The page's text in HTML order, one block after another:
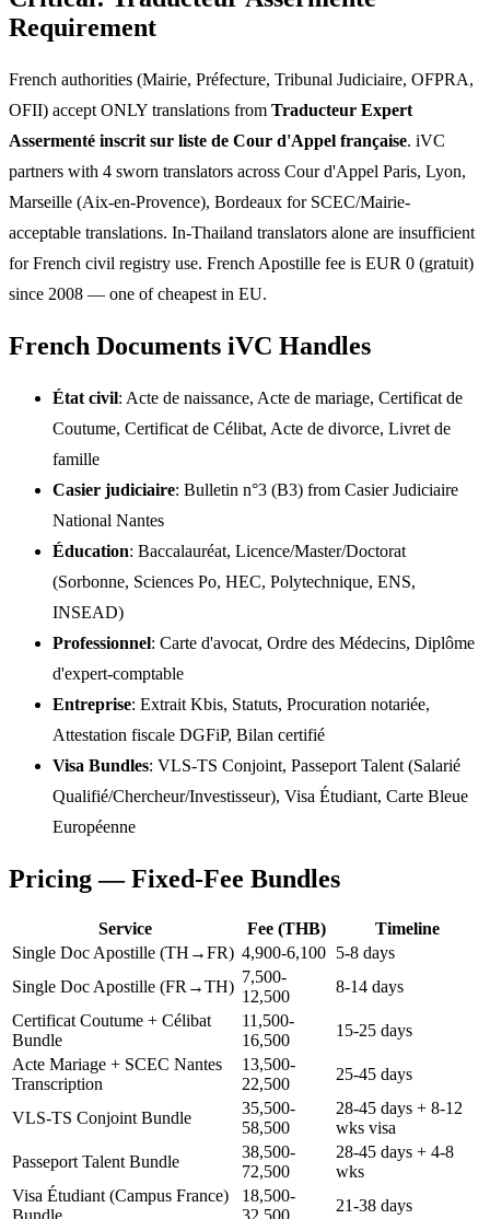
Requirement
French authorities (Mairie, Préfecture, Tribunal Judiciaire, OFPRA,
OFII) accept ONLY translations from Traducteur Expert
Assermenté inscrit sur liste de Cour d'Appel française. iVC
partners with 4 sworn translators across Cour d'Appel Paris, Lyon,
Marseille (Aix-en-Provence), Bordeaux for SCEC/Mairie-
acceptable translations. In-Thailand translators alone are insufficient
for French civil registry use. French Apostille fee is EUR 0 (gratuit)
since 2008 — one of cheapest in EU.
French Documents iVC Handles
État civil: Acte de naissance, Acte de mariage, Certificat de
Coutume, Certificat de Célibat, Acte de divorce, Livret de
famille
Casier judiciaire: Bulletin n°3 (B3) from Casier Judiciaire
National Nantes
Éducation: Baccalauréat, Licence/Master/Doctorat
(Sorbonne, Sciences Po, HEC, Polytechnique, ENS,
INSEAD)
Professionnel: Carte d'avocat, Ordre des Médecins, Diplôme
d'expert-comptable
Entreprise: Extrait Kbis, Statuts, Procuration notariée,
Attestation fiscale DGFiP, Bilan certifié
Visa Bundles: VLS-TS Conjoint, Passeport Talent (Salarié
Qualifié/Chercheur/Investisseur), Visa Étudiant, Carte Bleue
Européenne
Pricing — Fixed-Fee Bundles
Service Fee (THB)
Timeline
Single Doc Apostille (TH→FR) 4,900-6,100 5-8 days
Single Doc Apostille (FR→TH)
7,500-
12,500
8-14 days
Certificat Coutume + Célibat
Bundle
11,500-
16,500
15-25 days
Acte Mariage + SCEC Nantes
Transcription
13,500-
22,500
25-45 days
VLS-TS Conjoint Bundle
35,500-
58,500
28-45 days + 8-12
wks visa
Passeport Talent Bundle
38,500-
72,500
28-45 days + 4-8
wks
Visa Étudiant (Campus France)
Bundle
18,500-
32,500
21-38 days